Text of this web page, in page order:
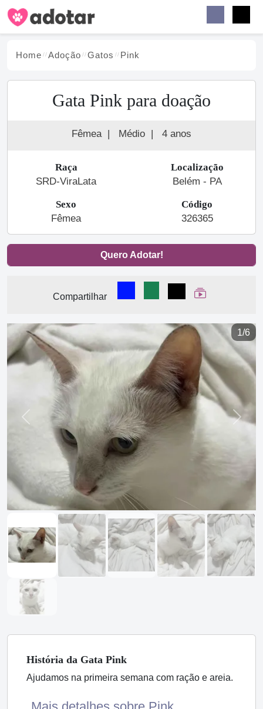
Home Adoção Gatos Pink
Gata Pink para doação
Fêmea | Médio | 4 anos
Raça
SRD-ViraLata
Localização
Belém - PA
Sexo
Fêmea
Código
326365
Quero Adotar!
Compartilhar
Compartilhar no Facebook
Compartilhar no
Compartilhar
Ver Web Story
1/6
Previous Next
História da Gata Pink
Ajudamos na primeira semana com ração e areia.